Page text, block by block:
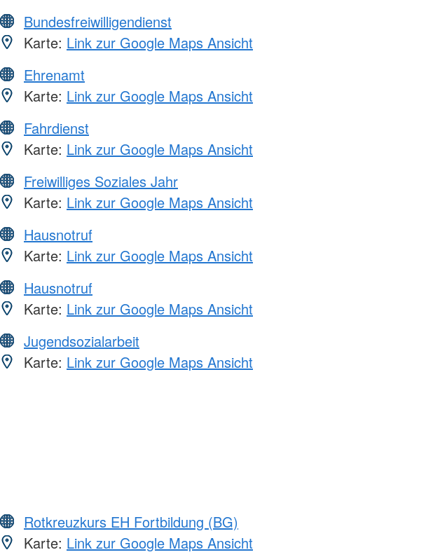
Bundesfreiwilligendienst
Karte: Link zur Google Maps Ansicht
Ehrenamt
Karte: Link zur Google Maps Ansicht
Fahrdienst
Karte: Link zur Google Maps Ansicht
Freiwilliges Soziales Jahr
Karte: Link zur Google Maps Ansicht
Hausnotruf
Karte: Link zur Google Maps Ansicht
Hausnotruf
Karte: Link zur Google Maps Ansicht
Jugendsozialarbeit
Karte: Link zur Google Maps Ansicht
Rotkreuzkurs EH Fortbildung (BG)
Karte: Link zur Google Maps Ansicht